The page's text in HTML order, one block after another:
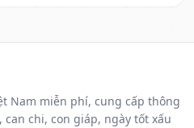
Nam miễn phí, cung cấp thông
chi, con giáp, ngày tốt xấu